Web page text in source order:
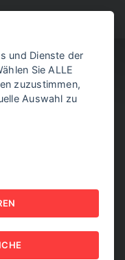
operativen
UND
und Dienste der
Sie ALLE
zuzustimmen,
Auswahl zu